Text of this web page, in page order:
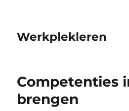
Werkplekleren
Competenties
brengen